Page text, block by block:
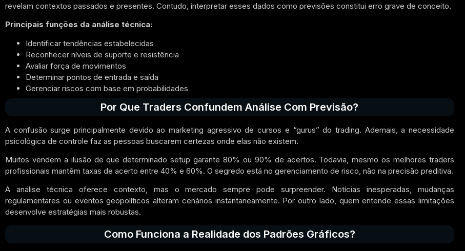
revelam contextos passados e presentes. Contudo, interpretar esses dados como previsões constitui erro grave de conceito.
Principais funções da análise técnica:
Identificar tendências estabelecidas
Reconhecer níveis de suporte e resistência
Avaliar força de movimentos
Determinar pontos de entrada e saída
Gerenciar riscos com base em probabilidades
Por Que Traders Confundem Análise Com Previsão?
A confusão surge principalmente devido ao marketing agressivo de cursos e “gurus” do trading. Ademais, a necessidade
psicológica de controle faz as pessoas buscarem certezas onde elas não existem.
Muitos vendem a ilusão de que determinado setup garante 80% ou 90% de acertos. Todavia, mesmo os melhores traders
profissionais mantêm taxas de acerto entre 40% e 60%. O segredo está no gerenciamento de risco, não na precisão preditiva.
A análise técnica oferece contexto, mas o mercado sempre pode surpreender. Notícias inesperadas, mudanças
regulamentares ou eventos geopolíticos alteram cenários instantaneamente. Por outro lado, quem entende essas limitações
desenvolve estratégias mais robustas.
Como Funciona a Realidade dos Padrões Gráficos?